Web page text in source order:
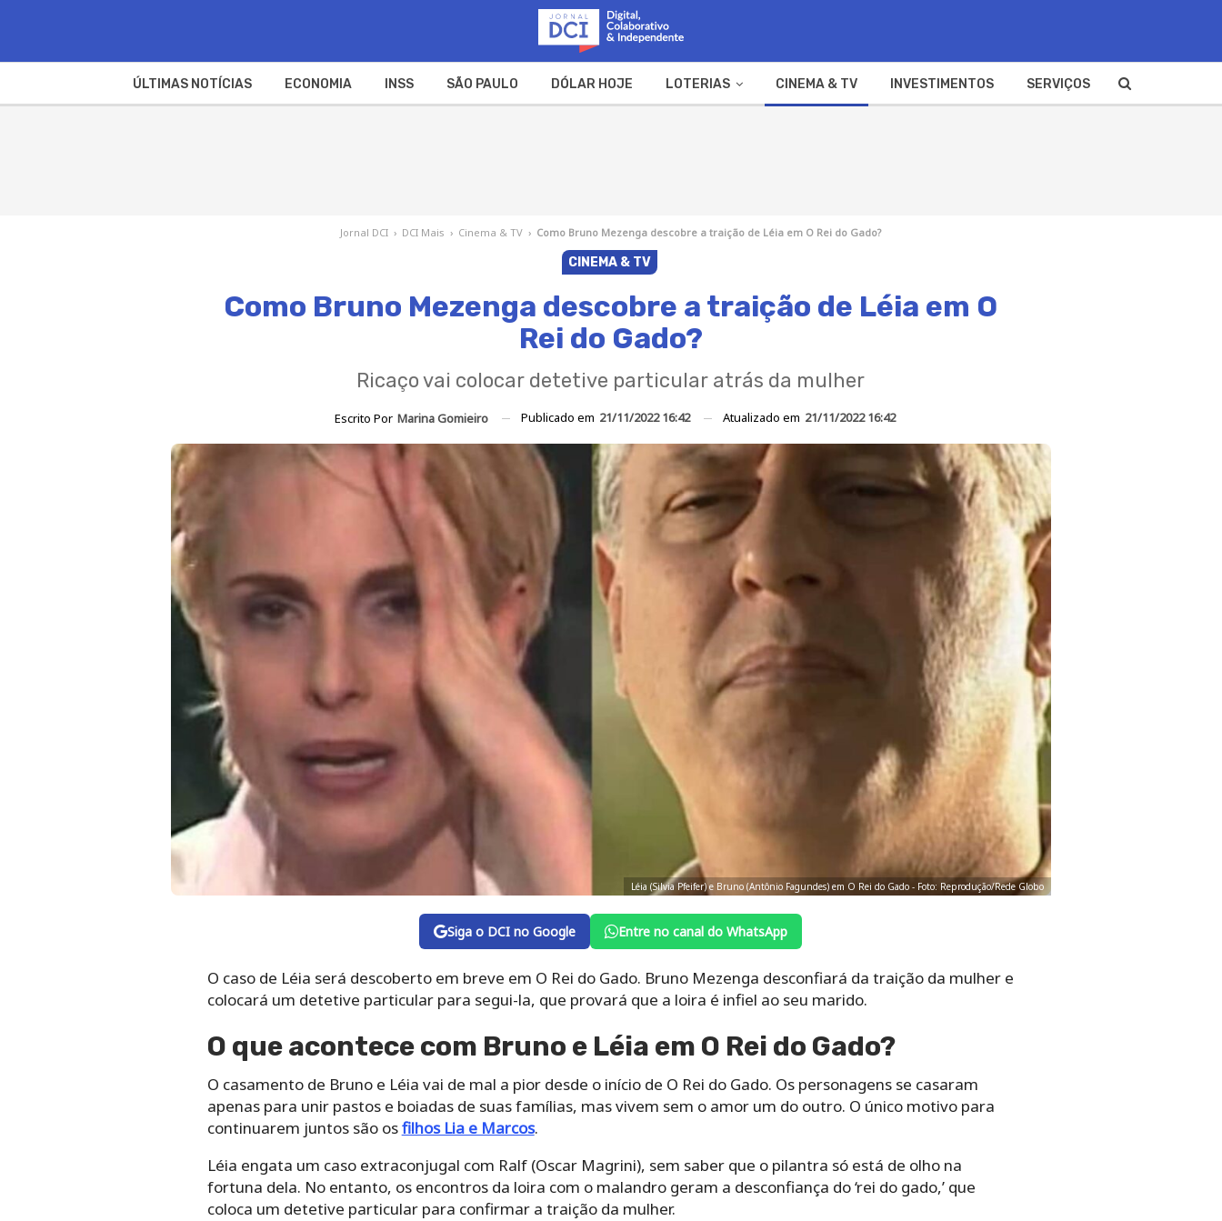
ÚLTIMAS NOTÍCIAS ECONOMIA INSS SÃO PAULO DÓLAR HOJE LOTERIAS CINEMA & TV INVESTIMENTOS SERVIÇOS
Jornal DCI › DCI Mais › Cinema & TV › Como Bruno Mezenga descobre a traição de Léia em O Rei do Gado?
CINEMA & TV
Como Bruno Mezenga descobre a traição de Léia em O
Rei do Gado?
Ricaço vai colocar detetive particular atrás da mulher
Escrito Por Marina Gomieiro Publicado em 21/11/2022 16:42 Atualizado em 21/11/2022 16:42
Léia (Silvia Pfeifer) e Bruno (Antônio Fagundes) em O Rei do Gado - Foto: Reprodução/Rede Globo
Siga o DCI no Google Entre no canal do WhatsApp
O caso de Léia será descoberto em breve em O Rei do Gado. Bruno Mezenga desconfiará da traição da mulher e
colocará um detetive particular para segui-la, que provará que a loira é infiel ao seu marido.
O que acontece com Bruno e Léia em O Rei do Gado?
O casamento de Bruno e Léia vai de mal a pior desde o início de O Rei do Gado. Os personagens se casaram
apenas para unir pastos e boiadas de suas famílias, mas vivem sem o amor um do outro. O único motivo para
continuarem juntos são osfilhos Lia e Marcos.
Léia engata um caso extraconjugal com Ralf (Oscar Magrini), sem saber que o pilantra só está de olho na
fortuna dela. No entanto, os encontros da loira com o malandro geram a desconfiança do ‘rei do gado,’ que
coloca um detetive particular para confirmar a traição da mulher.